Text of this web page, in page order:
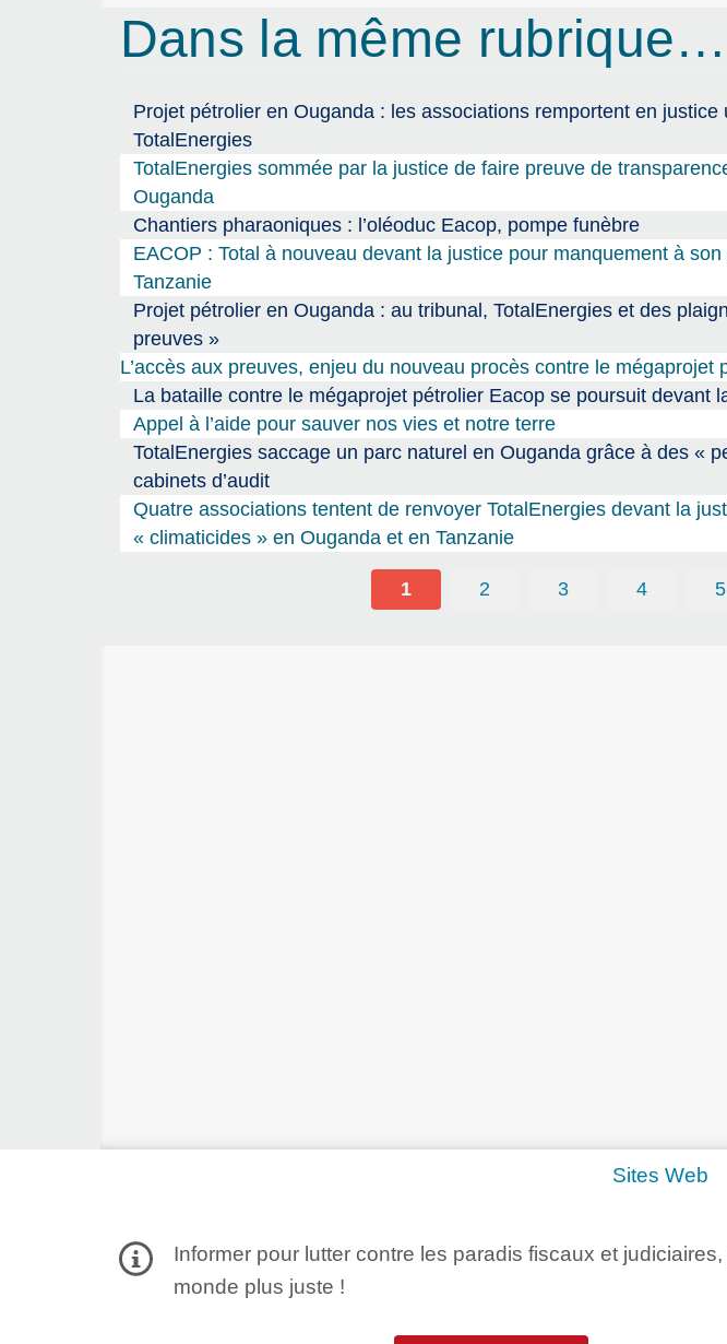
Dans la même rubrique…
Projet pétrolier en Ouganda : les associations remportent en justice
TotalEnergies
TotalEnergies sommée par la justice de faire preuve de
Ouganda
Chantiers pharaoniques : l’oléoduc Eacop, pompe funèbre
EACOP : Total à nouveau devant la justice pour manquement à
Tanzanie
Projet pétrolier en Ouganda : au tribunal, TotalEnergies et des
preuves »
L’accès aux preuves, enjeu du nouveau procès contre le
La bataille contre le mégaprojet pétrolier Eacop se poursuit devant
Appel à l’aide pour sauver nos vies et notre terre
TotalEnergies saccage un parc naturel en Ouganda grâce à des «
cabinets d’audit
Quatre associations tentent de renvoyer TotalEnergies devant la
« climaticides » en Ouganda et en Tanzanie
1 2 3 4 5
Sites Web
Informer pour lutter contre les paradis fiscaux et
monde plus juste !